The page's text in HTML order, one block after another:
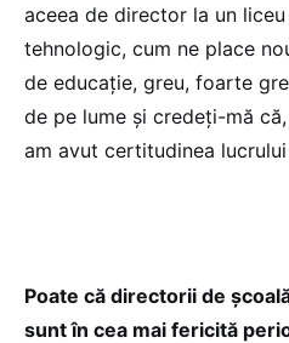
aceea de director la un
tehnologic, cum ne place
de educație, greu, foarte
de pe lume și credeți-mă
am avut certitudinea
Poate că directorii de
sunt în cea mai fericită